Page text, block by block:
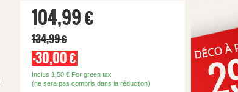
104,99 €
134,99 €
-30,00 €
Inclus 1,50 €For green tax
(ne sera pas compris dans la réduction)